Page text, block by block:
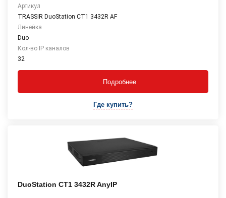
Артикул
TRASSIR DuoStation СТ1 3432R AF
Линейка
Duo
Кол-во IP каналов
32
Подробнее
Где купить?
DuoStation CT1 3432R AnyIP